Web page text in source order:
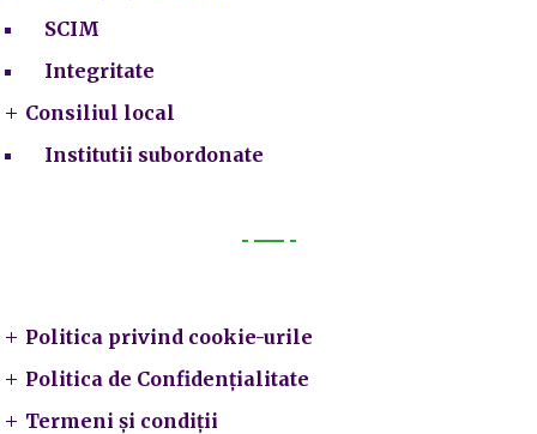
SCIM
Integritate
Consiliul local
Institutii subordonate
Politica privind cookie-urile
Politica de Confidențialitate
Termeni și condiții